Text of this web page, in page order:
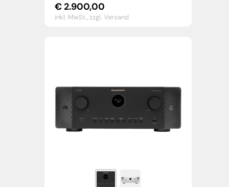
€2.900,00
inkl. MwSt.,zzgl. Versand